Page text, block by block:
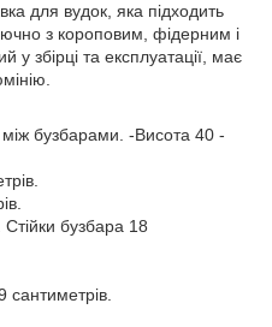
для вудок, яка підходить
з короповим, фідерним і
збірці та експлуатації, має
бузбарами. -Висота 40 -
бузбара 18